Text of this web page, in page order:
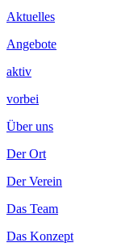
Aktuelles
Angebote
aktiv
vorbei
Über uns
Der Ort
Der Verein
Das Team
Das Konzept